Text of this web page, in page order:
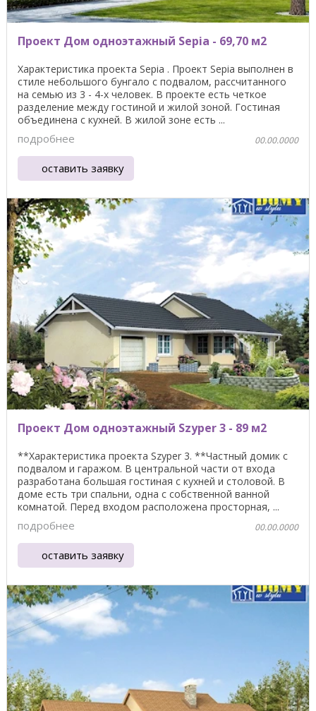
Проект Дом одноэтажный Sepia - 69,70 м2
Характеристика проекта Sepia . Проект Sepia выполнен в
стиле небольшого бунгало с подвалом, рассчитанного
на семью из 3 - 4-х человек. В проекте есть четкое
разделение между гостиной ​​и жилой зоной. Гостиная
объединена с кухней. В жилой зоне есть ...
подробнее 00.00.0000
оставить заявку
Проект Дом одноэтажный Szyper 3 - 89 м2
**Характеристика проекта Szyper 3. **Частный домик с
подвалом и гаражом. В центральной части от входа
разработана большая гостиная с кухней и столовой. В
доме есть три спальни, одна с собственной ванной
комнатой. Перед входом расположена просторная, ...
подробнее 00.00.0000
оставить заявку